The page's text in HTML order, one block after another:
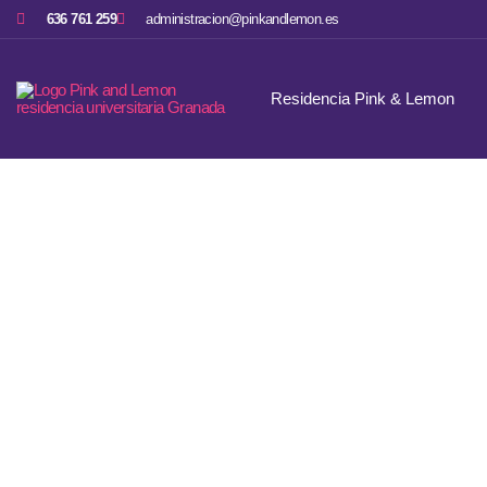
636 761 259 administracion@pinkandlemon.es
Residencia Pink & Lemon